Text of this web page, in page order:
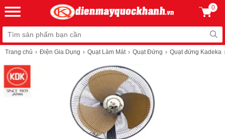
0
Trang chủ Điện Gia Dụng Quạt Làm Mát Quạt Đứng Quạt đứng Kadeka